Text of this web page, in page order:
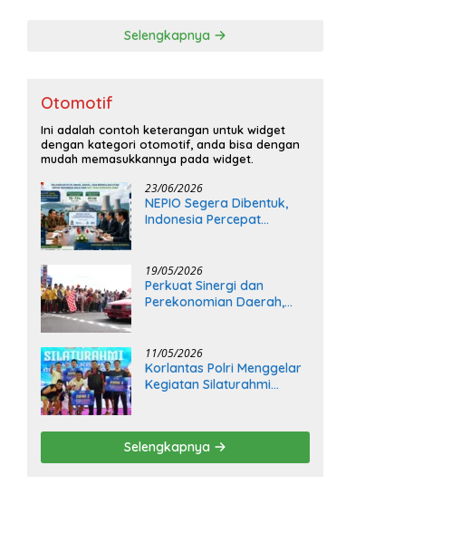
Selengkapnya
Otomotif
Ini adalah contoh keterangan untuk widget
dengan kategori otomotif, anda bisa dengan
mudah memasukkannya pada widget.
23/06/2026
NEPIO Segera Dibentuk,
Indonesia Percepat
Nuklir
19/05/2026
Perkuat Sinergi dan
Perekonomian Daerah,
2026
11/05/2026
Korlantas Polri Menggelar
Kegiatan Silaturahmi
Selengkapnya